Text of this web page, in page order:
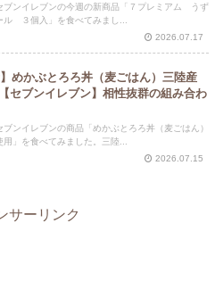
ブンイレブンの今週の新商品「７プレミアム うず
ル ３個入」を食べてみまし...
2026.07.17
】めかぶとろろ丼（麦ごはん）三陸産
セブンイレブン】相性抜群の組み合わ
ブンイレブンの商品「めかぶとろろ丼（麦ごはん）
」を食べてみました。三陸...
2026.07.15
サーリンク